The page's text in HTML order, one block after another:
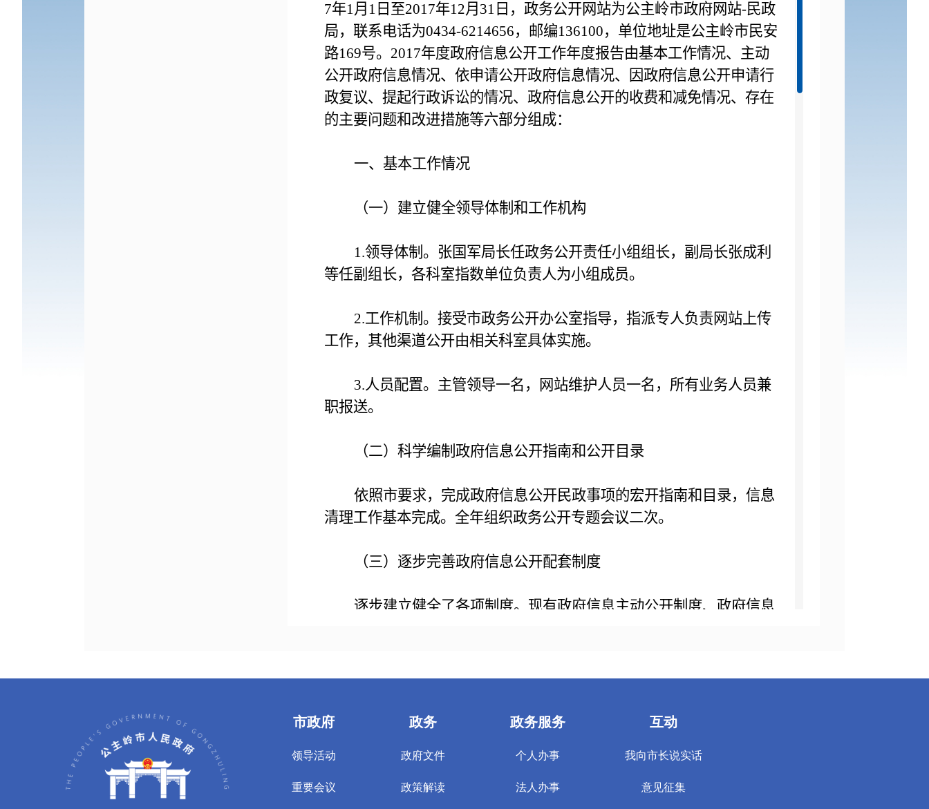
7年1月 1 日至2017年12月 31 日，政务公开网站为公主岭市政府网站-民政
局，联系电话为0434-6214656，邮编136100，单位地址是公主岭市民安
路169号。 2017年度政府信息公开工作年度报告由基本工作情况、 主动
公开政府信息情况、依申请公开政府信息情况、因政府信息公开申请行
政复议、提起行政诉讼的情况、政府信息公开的收费和减免情况、 存在
的主要问题和改进措施等六部分组成：
一、基本工作情况
（一）建立健全领导体制和工作机构
1.领导体制。张国军局长任政务公开责任小组组长，副局长张成利
等任副组长，各科室指数单位负责人为小组成员。
2.工作机制。接受市政务公开办公室指导，指派专人负责网站上传
工作，其他渠道公开由相关科室具体实施。
3.人员配置。主管领导一名，网站维护人员一名，所有业务人员兼
职报送。
（二）科学编制政府信息公开指南和公开目录
依照市要求，完成政府信息公开民政事项的宏开指南和目录，信息
清理工作基本完成。全年组织政务公开专题会议二次。
（三）逐步完善政府信息公开配套制度
逐步建立健全了各项制度。现有政府信息主动公开制度、政府信息
（一）公开的数量
2017年12月 日，累计主动公开政府信息189条。其中，网上
公开信息
条，所占比例 ；非网上公开 条，所占比例